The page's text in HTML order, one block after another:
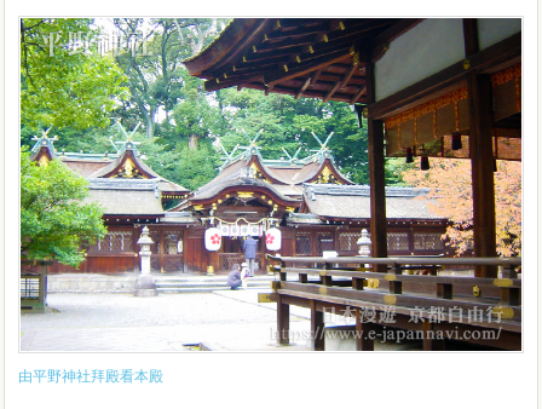
由平野神社拜殿看本殿